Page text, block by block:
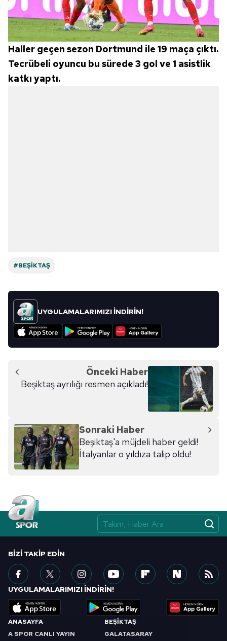
Haller geçen sezon Dortmund ile 19 maça çıktı.
Tecrübeli oyuncu bu sürede 3 gol ve 1 asistlik
katkı yaptı.
#BEŞIKTAŞ
UYGULAMALARIMIZI İNDİRİN!
Önceki Haber
Beşiktaş ayrılığı resmen açıkladı!
Sonraki Haber
Beşiktaş'a müjdeli haber geldi!
İtalyanlar o yıldıza talip oldu!
ANASAYFA
A SPOR CANLI YAYIN
BEŞİKTAŞ
GALATASARAY
BIZI TAKIP EDIN
UYGULAMALARIMIZI İNDİRİN!